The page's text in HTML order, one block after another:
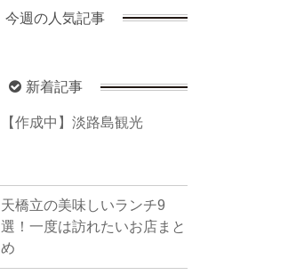
今週の人気記事
新着記事
【作成中】淡路島観光
天橋立の美味しいランチ9
選！一度は訪れたいお店まと
め